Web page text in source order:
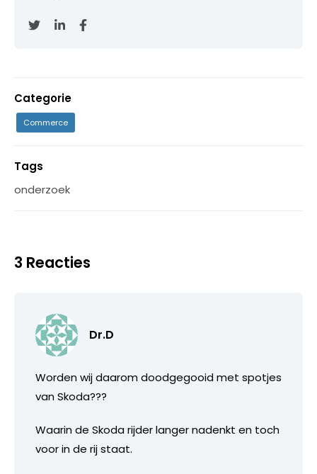
Categorie
Commerce
Tags
onderzoek
3 Reacties
Dr.D
Worden wij daarom doodgegooid met spotjes
van Skoda???
Waarin de Skoda rijder langer nadenkt en toch
voor in de rij staat.